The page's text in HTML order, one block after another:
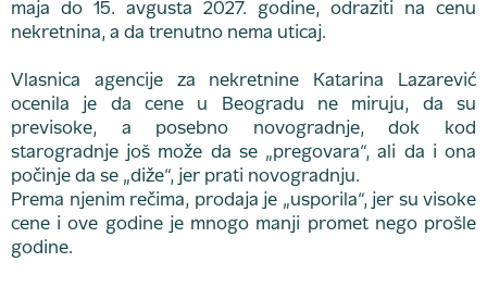
maja do 15. avgusta 2027. godine, odraziti na cenu
nekretnina, a da trenutno nema uticaj.
Vlasnica agencije za nekretnine Katarina Lazarević
ocenila je da cene u Beogradu ne miruju, da su
previsoke, a posebno novogradnje, dok kod
starogradnje još može da se „pregovara“, ali da i ona
počinje da se „diže“, jer prati novogradnju.
Prema njenim rečima, prodaja je „usporila“, jer su visoke
cene i ove godine je mnogo manji promet nego prošle
godine.